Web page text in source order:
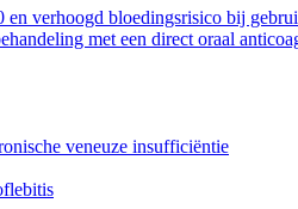
verhoogd bloedingsrisico bij
met een direct oraal
veneuze insufficiëntie